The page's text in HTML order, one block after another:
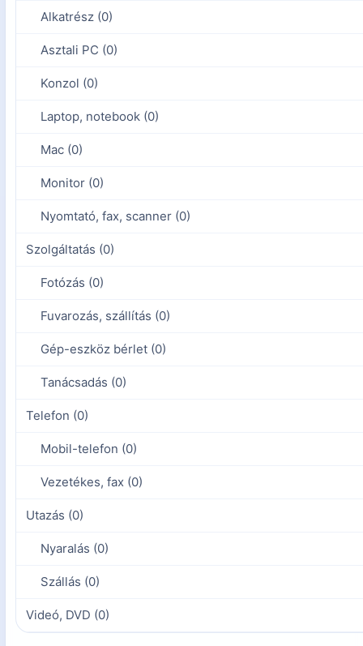
Alkatrész (0)
Asztali PC (0)
Konzol (0)
Laptop, notebook (0)
Mac (0)
Monitor (0)
Nyomtató, fax, scanner (0)
Szolgáltatás (0)
Fotózás (0)
Fuvarozás, szállítás (0)
Gép-eszköz bérlet (0)
Tanácsadás (0)
Telefon (0)
Mobil-telefon (0)
Vezetékes, fax (0)
Utazás (0)
Nyaralás (0)
Szállás (0)
Videó, DVD (0)